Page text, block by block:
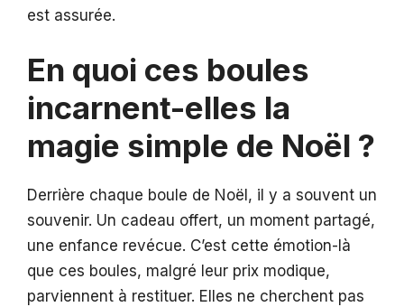
est assurée.
En quoi ces boules
incarnent-elles la
magie simple de Noël ?
Derrière chaque boule de Noël, il y a souvent un
souvenir. Un cadeau offert, un moment partagé,
une enfance revécue. C’est cette émotion-là
que ces boules, malgré leur prix modique,
parviennent à restituer. Elles ne cherchent pas